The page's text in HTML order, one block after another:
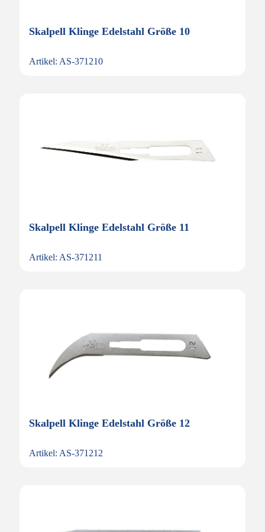
Skalpell Klinge Edelstahl Größe 10
Artikel: AS-371210
Skalpell Klinge Edelstahl Größe 11
Artikel: AS-371211
Skalpell Klinge Edelstahl Größe 12
Artikel: AS-371212